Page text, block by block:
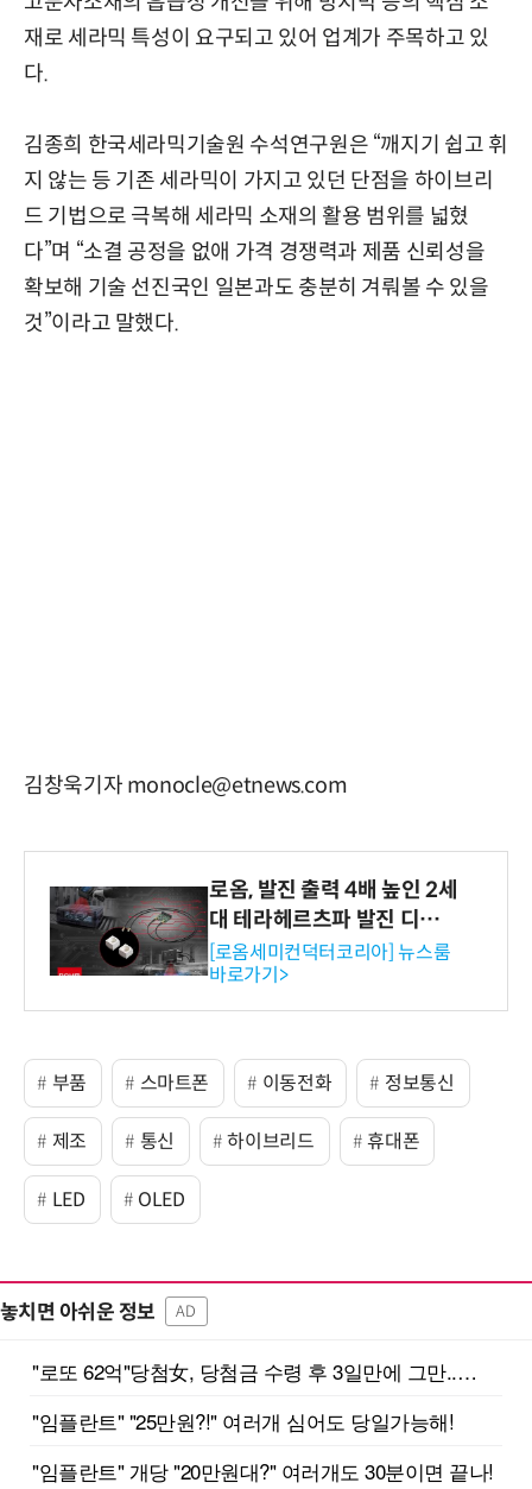
재로 세라믹 특성이 요구되고 있어 업계가 주목하고 있
다.
김종희 한국세라믹기술원 수석연구원은 “깨지기 쉽고 휘
지 않는 등 기존 세라믹이 가지고 있던 단점을 하이브리
드 기법으로 극복해 세라믹 소재의 활용 범위를 넓혔
다”며 “소결 공정을 없애 가격 경쟁력과 제품 신뢰성을
확보해 기술 선진국인 일본과도 충분히 겨뤄볼 수 있을
것”이라고 말했다.
김창욱기자 monocle@etnews.com
로옴, 발진 출력 4배 높인 2세
대 테라헤르츠파 발진 디바이
스 개발
[로옴세미컨덕터코리아] 뉴스룸
바로가기>
부품 스마트폰 이동전화 정보통신
제조 통신 하이브리드 휴대폰
LED OLED
놓치면 아쉬운 정보 AD